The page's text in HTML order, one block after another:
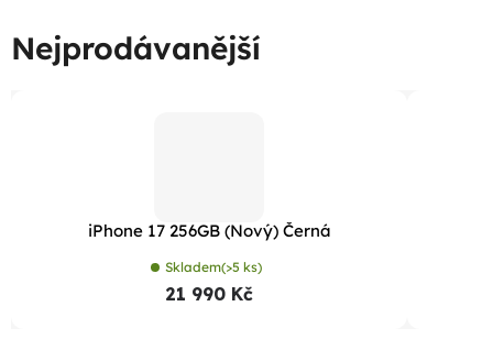
Nejprodávanější
iPhone 17 256GB (Nový) Černá
Skladem(>5 ks)
21 990 Kč